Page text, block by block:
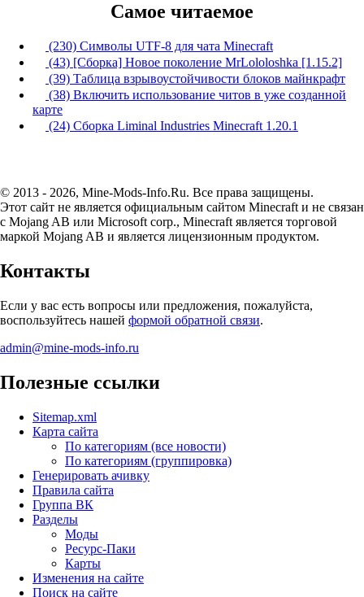
Самое читаемое
(230) Символы UTF-8 для чата Minecraft
(43) [Сборка] Новое поколение MrLololoshka [1.15.2]
(39) Таблица взрывоустойчивости блоков майнкрафт
(38) Включить использование читов в уже созданной
карте
(24) Сборка Liminal Industries Minecraft 1.20.1
© 2013 - 2026, Mine-Mods-Info.Ru. Все права защищены.
Этот сайт не является официальным сайтом Minecraft и не связан
с Mojang AB или Microsoft corp., Minecraft является торговой
маркой Mojang AB и является лицензионным продуктом.
Контакты
Если у вас есть вопросы или предложения, пожалуйста,
воспользуйтесь нашей формой обратной связи.
admin@mine-mods-info.ru
Полезные ссылки
Sitemap.xml
Карта сайта
По категориям (все новости)
По категориям (группировка)
Генерировать ачивку
Правила сайта
Группа ВК
Разделы
Моды
Ресурс-Паки
Карты
Изменения на сайте
Поиск на сайте